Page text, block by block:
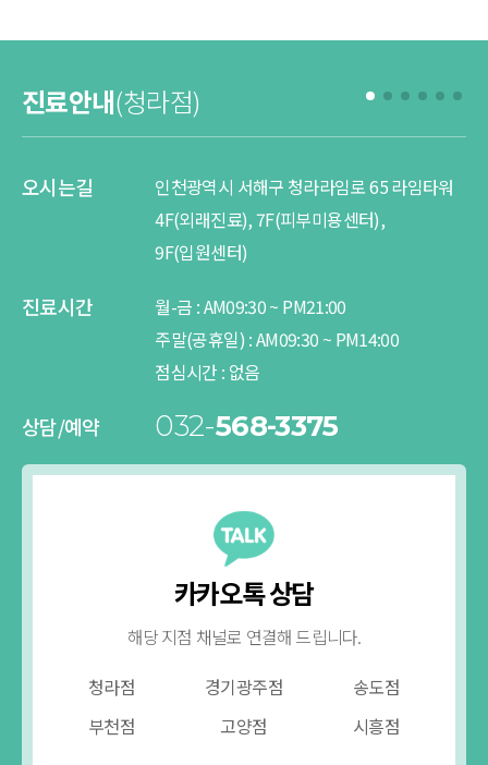
진료안내(청라점)
오시는길
인천광역시 서해구 청라라임로 65 라임타워
4F(외래진료), 7F(피부미용센터),
9F(입원센터)
진료시간 월-금 :AM09:30 ~ PM21:00
주말(공휴일) :AM09:30 ~ PM14:00
점심시간 : 없음
상담/예약 032-568-3375
카카오톡 상담
해당 지점 채널로 연결해 드립니다.
청라점
경기광주점
송도점
부천점
고양점 시흥점